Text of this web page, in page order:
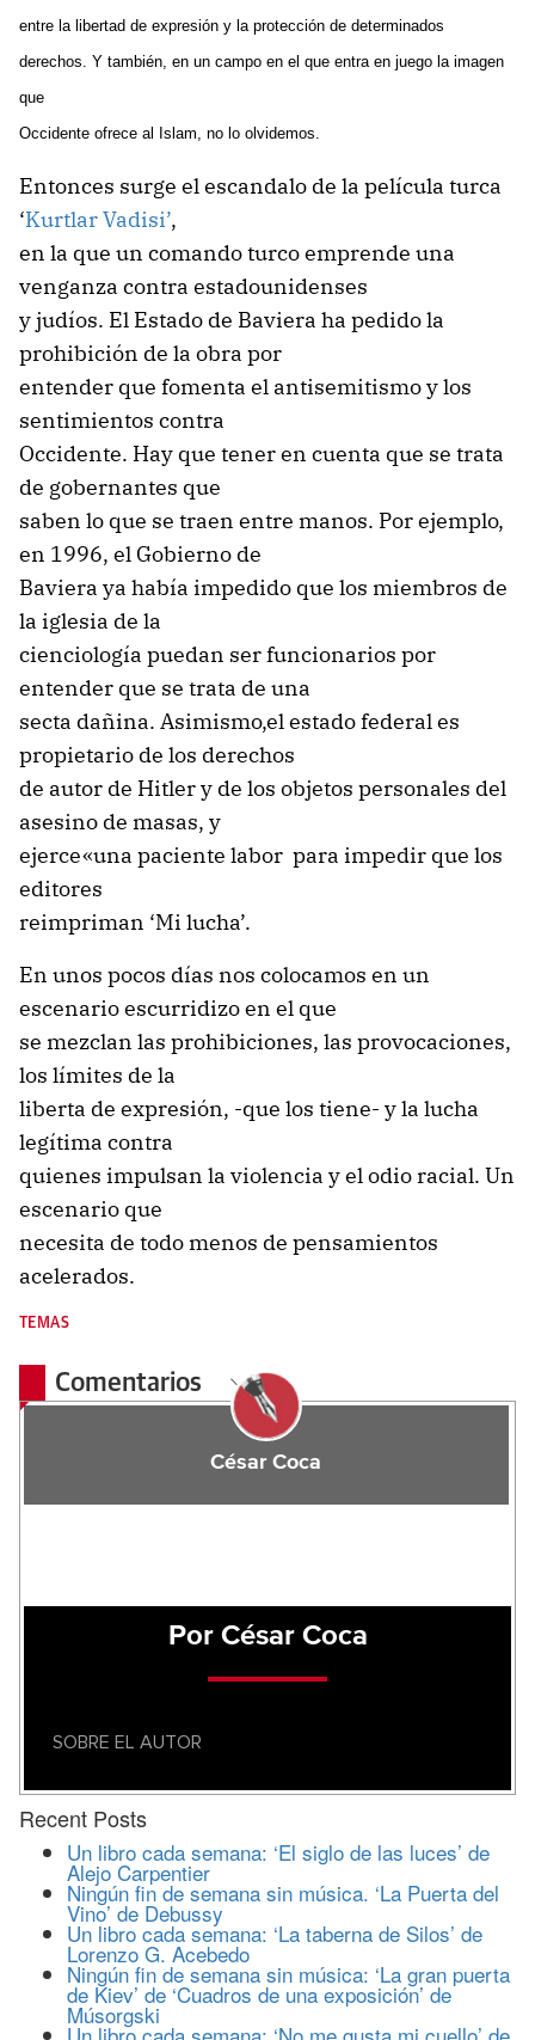
entre la libertad de expresión y la protección de determinados
derechos. Y también, en un campo en el que entra en juego la imagen
que
Occidente ofrece al Islam, no lo olvidemos.
Entonces surge el escandalo de la película turca
‘Kurtlar Vadisi’,
en la que un comando turco emprende una
venganza contra estadounidenses
y judíos. El Estado de Baviera ha pedido la
prohibición de la obra por
entender que fomenta el antisemitismo y los
sentimientos contra
Occidente. Hay que tener en cuenta que se trata
de gobernantes que
saben lo que se traen entre manos. Por ejemplo,
en 1996, el Gobierno de
Baviera ya había impedido que los miembros de
la iglesia de la
cienciología puedan ser funcionarios por
entender que se trata de una
secta dañina. Asimismo,el estado federal es
propietario de los derechos
de autor de Hitler y de los objetos personales del
asesino de masas, y
ejerce«una paciente labor para impedir que los
editores
reimpriman ‘Mi lucha’.
En unos pocos días nos colocamos en un
escenario escurridizo en el que
se mezclan las prohibiciones, las provocaciones,
los límites de la
liberta de expresión, -que los tiene- y la lucha
legítima contra
quienes impulsan la violencia y el odio racial. Un
escenario que
necesita de todo menos de pensamientos
acelerados.
TEMAS
Comentarios
César Coca
Por César Coca
SOBRE EL AUTOR
Recent Posts
Un libro cada semana: ‘El siglo de las luces’ de
Alejo Carpentier
Ningún fin de semana sin música. ‘La Puerta del
Vino’ de Debussy
Un libro cada semana: ‘La taberna de Silos’ de
Lorenzo G. Acebedo
Ningún fin de semana sin música: ‘La gran puerta
de Kiev’ de ‘Cuadros de una exposición’ de
Músorgski